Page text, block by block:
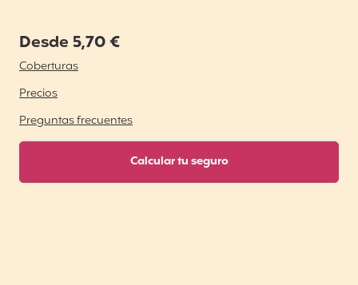
Desde 5,70 €
Coberturas
Precios
Preguntas frecuentes
Calcular tu seguro